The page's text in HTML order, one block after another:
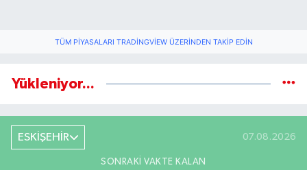
TÜM PIYASALARI TRADINGVIEW ÜZERINDEN TAKIP EDIN
Yükleniyor...
ESKİŞEHİR 07.08.2026
SONRAKI VAKTE KALAN